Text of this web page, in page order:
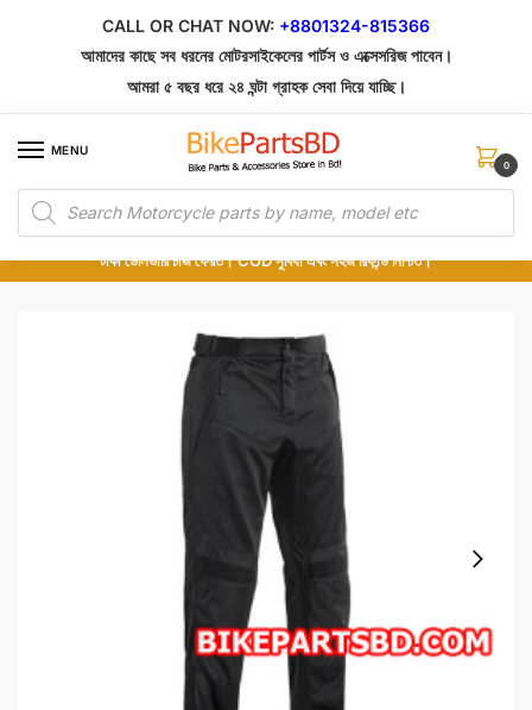
CALL OR CHAT NOW: +8801324-815366
আমাদের কাছে সব ধরনের মোটরসাইকেলের পার্টস ও এক্সেসরিজ পাবেন।
আমরা ৫ বছর ধরে ২৪ ঘন্টা গ্রাহক সেবা দিয়ে যাচ্ছি।
MENU
Products
search
0
১০০% অরিজিনাল পার্টস – শোরুম থেকে সরাসরি সংগ্রহ এবং শুধুমাত্র কুরিয়ার সার্ভিসে ডেলিভারি।
অর্ডার করার পর পার্টের ছবি দেখুন। পছন্দ হলে Cash on Delivery দিন, না হলে ৫ মিনিটে ১৯৯
টাকা ডেলিভারি চার্জ ফেরত। COD সুবিধা এবং সহজ রিফান্ড নিশ্চিত।